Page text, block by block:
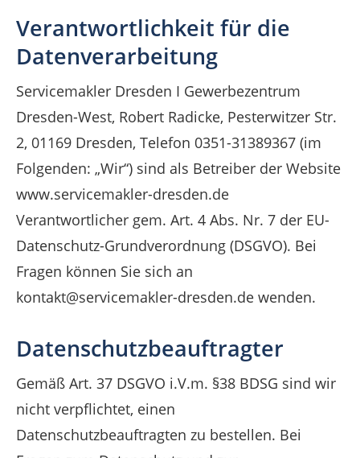
Verantwortlichkeit für die
Datenverarbeitung
Servicemakler Dresden I Gewerbezentrum
Dresden-West, Robert Radicke, Pesterwitzer Str.
2, 01169 Dresden, Telefon 0351-31389367 (im
Folgenden: „Wir“) sind als Betreiber der Website
www.servicemakler-dresden.de
Verantwortlicher gem. Art. 4 Abs. Nr. 7 der EU-
Datenschutz-Grundverordnung (DSGVO). Bei
Fragen können Sie sich an
kontakt@servicemakler-dresden.de wenden.
Datenschutzbeauftragter
Gemäß Art. 37 DSGVO i.V.m. §38 BDSG sind wir
nicht verpflichtet, einen
Datenschutzbeauftragten zu bestellen. Bei